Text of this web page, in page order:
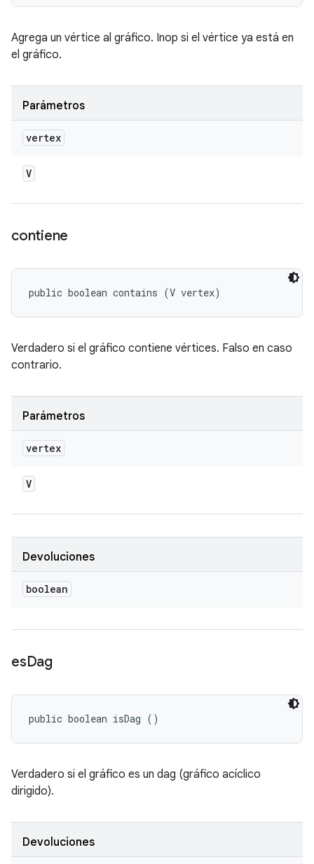
Agrega un vértice al gráfico. Inop si el vértice ya está en
el gráfico.
Parámetros
vertex
V
contiene
public boolean contains (V vertex)
Verdadero si el gráfico contiene vértices. Falso en caso
contrario.
Parámetros
vertex
V
Devoluciones
boolean
esDag
public boolean isDag ()
Verdadero si el gráfico es un dag (gráfico acíclico
dirigido).
Devoluciones